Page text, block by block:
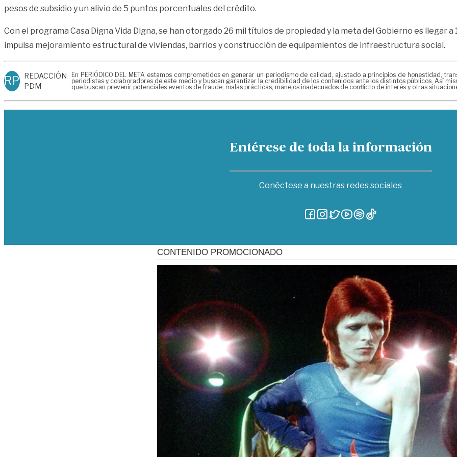
pesos de subsidio y un alivio de 5 puntos porcentuales del crédito.
Con el programa Casa Digna Vida Digna, se han otorgado 26 mil títulos de propiedad y la meta del Gobierno es llegar
impulsa mejoramiento estructural de viviendas, barrios y construcción de equipamientos de infraestructura social.
RP REDACCIÓN
PDM
En PERIÓDICO DEL META estamos comprometidos en generar un periodismo de calidad, ajustado a principios de honestidad,
periodistas y colaboradores de este medio y buscan garantizar la credibilidad de los contenidos ante los distintos públicos. Así
que buscan prevenir potenciales eventos de fraude, malas prácticas, manejos inadecuados de conflicto de interés y otras
Entérese de toda la información
Conéctese a nuestras redes sociales